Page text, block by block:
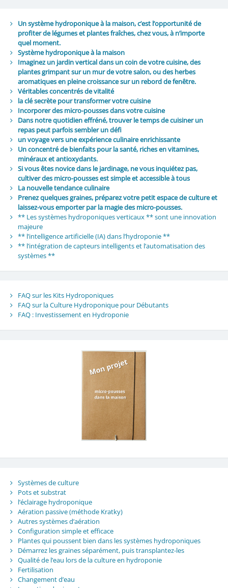
Un système hydroponique à la maison, c’est l’opportunité de
profiter de légumes et plantes fraîches, chez vous, à n’importe
quel moment.
Système hydroponique à la maison
Imaginez un jardin vertical dans un coin de votre cuisine, des
plantes grimpant sur un mur de votre salon, ou des herbes
aromatiques en pleine croissance sur un rebord de fenêtre.
Véritables concentrés de vitalité
la clé secrète pour transformer votre cuisine
Incorporer des micro-pousses dans votre cuisine
Dans notre quotidien effréné, trouver le temps de cuisiner un
repas peut parfois sembler un défi
un voyage vers une expérience culinaire enrichissante
Un concentré de bienfaits pour la santé, riches en vitamines,
minéraux et antioxydants.
Si vous êtes novice dans le jardinage, ne vous inquiétez pas,
cultiver des micro-pousses est simple et accessible à tous
La nouvelle tendance culinaire
Prenez quelques graines, préparez votre petit espace de culture et
laissez-vous emporter par la magie des micro-pousses.
** Les systèmes hydroponiques verticaux ** sont une innovation
majeure
** l’intelligence artificielle (IA) dans l’hydroponie **
** l’intégration de capteurs intelligents et l’automatisation des
systèmes **
FAQ sur les Kits Hydroponiques
FAQ sur la Culture Hydroponique pour Débutants
FAQ : Investissement en Hydroponie
Systèmes de culture
Pots et substrat
l’éclairage hydroponique
Aération passive (méthode Kratky)
Autres systèmes d’aération
Configuration simple et efficace
Plantes qui poussent bien dans les systèmes hydroponiques
Démarrez les graines séparément, puis transplantez-les
Qualité de l’eau lors de la culture en hydroponie
Fertilisation
Changement d’eau